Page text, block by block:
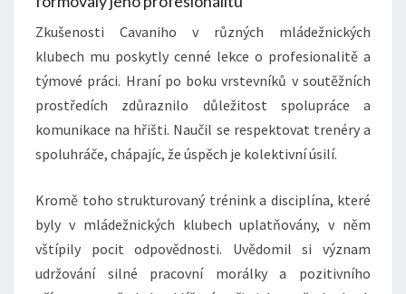
Zkušenosti Cavaniho v různých mládežnických
klubech mu poskytly cenné lekce o profesionalitě a
týmové práci. Hraní po boku vrstevníků v soutěžních
prostředích zdůraznilo důležitost spolupráce a
komunikace na hřišti. Naučil se respektovat trenéry a
spoluhráče, chápajíc, že úspěch je kolektivní úsilí.
Kromě toho strukturovaný trénink a disciplína, které
byly v mládežnických klubech uplatňovány, v něm
vštípily pocit odpovědnosti. Uvědomil si význam
udržování silné pracovní morálky a pozitivního